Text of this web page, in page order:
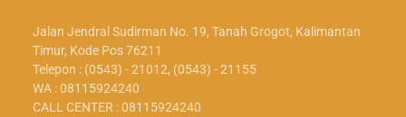
Jalan Jendral Sudirman No. 19, Tanah Grogot, Kalimantan
Timur, Kode Pos 76211
Telepon : (0543) - 21012, (0543) - 21155
WA : 08115924240
CALL CENTER : 08115924240